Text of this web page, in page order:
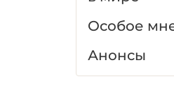
Особое
Анонсы